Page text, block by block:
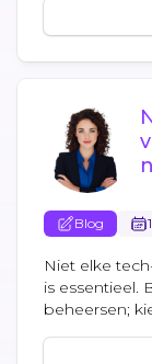
Blog
Niet elke
is essentieel.
beheersen;